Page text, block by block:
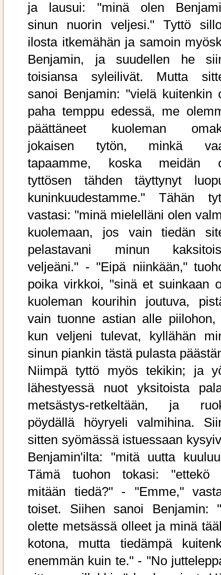
ja lausui: "minä olen
sinun nuorin veljesi." Tyttö
ilosta itkemähän ja samoin
Benjamin, ja suudellen he
toisiansa syleilivät. Mutta
sanoi Benjamin: "vielä kuitenkin
paha temppu edessä, me
päättäneet kuoleman
jokaisen tytön, minkä
tapaamme, koska meidän
tyttösen tähden täyttynyt
kuninkuudestamme." Tähän
vastasi: "minä mielelläni olen
kuolemaan, jos vain tiedän
pelastavani minun
veljeäni." - "Eipä niinkään,"
poika virkkoi, "sinä et suinkaan
kuoleman kourihin joutuva,
vain tuonne astian alle piilohon,
kun veljeni tulevat, kyllähän
sinun piankin tästä pulasta
Niimpä tyttö myös tekikin; ja
lähestyessä nuot yksitoista
metsästys-retkeltään, ja
pöydällä höyryeli valmihina.
sitten syömässä istuessaan
Benjamin'ilta: "mitä uutta
Tämä tuohon tokasi: "ettekö
mitään tiedä?" - "Emme,"
toiset. Siihen sanoi Benjamin:
olette metsässä olleet ja minä
kotona, mutta tiedämpä
enemmän kuin te." - "No